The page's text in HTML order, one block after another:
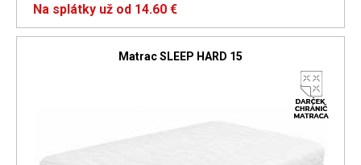
Na splátky už od 14.60 €
Matrac SLEEP HARD 15